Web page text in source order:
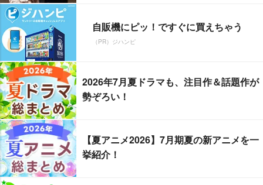
自販機にピッ！ですぐに買えちゃう
（PR）ジハンピ
2026年7月夏ドラマも、注目作＆話題作が
勢ぞろい！
【夏アニメ2026】7月期夏の新アニメを一
挙紹介！